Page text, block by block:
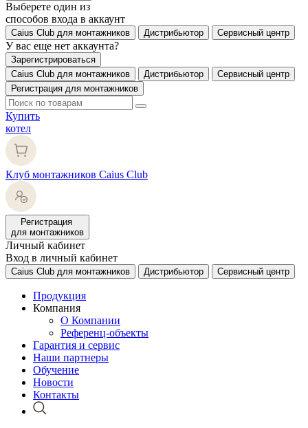
Выберете один из
способов входа в аккаунт
Caius Club для монтажников Дистрибьютор Сервисный центр
У вас еще нет аккаунта?
Зарегистрироваться
Caius Club для монтажников
Дистрибьютор
Сервисный центр
Регистрация для монтажников
Купить
котел
Клуб монтажников Caius Club
Регистрация
для монтажников
Личный кабинет
Вход в личный кабинет
Caius Club для монтажников Дистрибьютор Сервисный центр
Продукция
Компания
О Компании
Референц-объекты
Гарантия и сервис
Наши партнеры
Обучение
Новости
Контакты